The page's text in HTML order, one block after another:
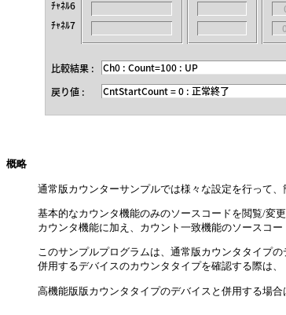
概略
通常版カウンターサンプルでは様々な設定を行って、
基本的なカウンタ機能のみのソースコードを閲覧/変
カウンタ機能に加え、カウント一致機能のソースコー
このサンプルプログラムは、通常版カウンタタイプの
併用するデバイスのカウンタタイプを確認する際は、
高機能版版カウンタタイプのデバイスと併用する場合